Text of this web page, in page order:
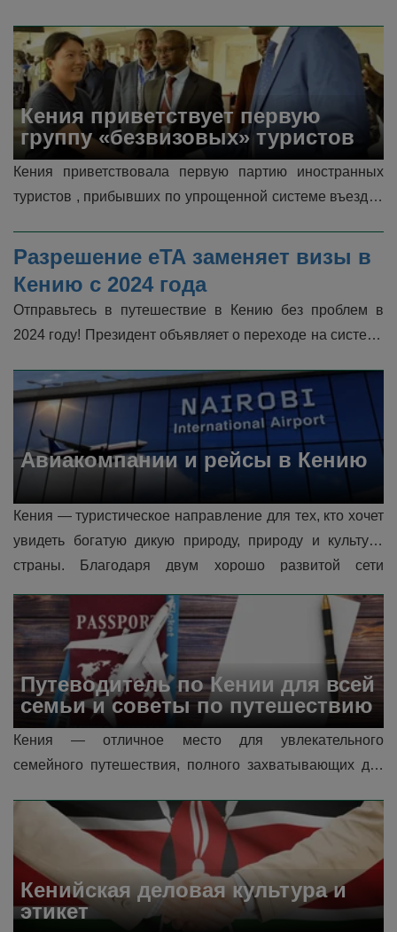
разнообразным разнообразием дикой...
Кения приветствует первую
группу «безвизовых» туристов
Кения приветствовала первую партию иностранных
туристов , прибывших по упрощенной системе въезда ,
путешественников. Ожидается...
Разрешение eTA заменяет визы в
Кению с 2024 года
Отправьтесь в путешествие в Кению без проблем в
2024 году! Президент объявляет о переходе на систему
которая будет применяться �...
Авиакомпании и рейсы в Кению
Кения — туристическое направление для тех, кто хочет
увидеть богатую дикую природу, природу и культуру
страны. Благодаря двум хорошо развитой сети
международных аэропортов, в страну летают рейсы
нескольких авиакомпаний, что упрощает въезд. В этом
руководстве рассказывается о кру...
Путеводитель по Кении для всей
семьи и советы по путешествию
Кения — отличное место для увлекательного
семейного путешествия, полного захватывающих дух
При тщательном планировани�...
Кенийская деловая культура и
этикет